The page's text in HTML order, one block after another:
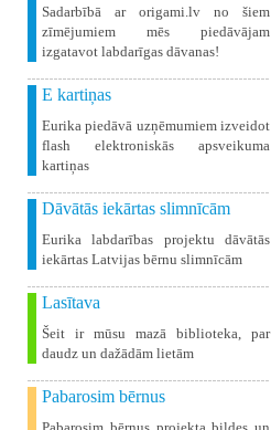
Sadarbībā ar origami.lv no šiem
zīmējumiem mēs piedāvājam
izgatavot labdarīgas dāvanas!
E kartiņas
Eurika piedāvā uzņēmumiem izveidot
flash elektroniskās apsveikuma
kartiņas
Dāvātās iekārtas slimnīcām
Eurika labdarības projektu dāvātās
iekārtas Latvijas bērnu slimnīcām
Lasītava
Šeit ir mūsu mazā biblioteka, par
daudz un dažādām lietām
Pabarosim bērnus